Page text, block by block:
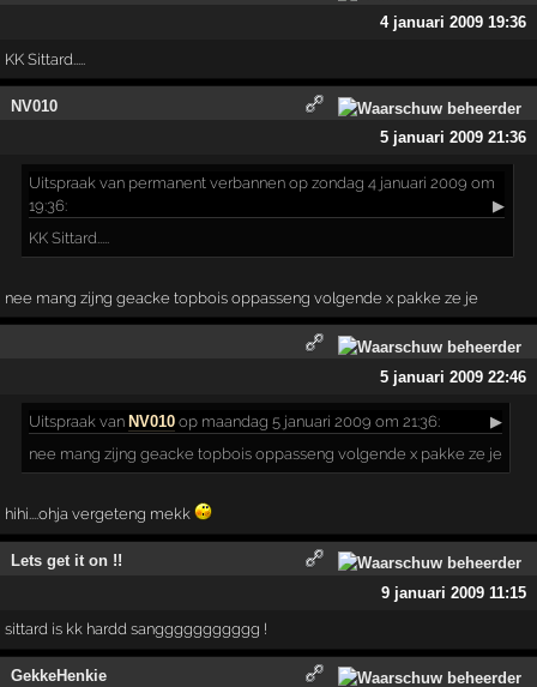
4 januari 2009 19:36
KK Sittard.....
NV010
5 januari 2009 21:36
Uitspraak van permanent verbannen op zondag 4 januari 2009 om
19:36:
▶
KK Sittard.....
nee mang zijng geacke topbois oppasseng volgende x pakke ze je
5 januari 2009 22:46
Uitspraak van NV010 op maandag 5 januari 2009 om 21:36:
▶
nee mang zijng geacke topbois oppasseng volgende x pakke ze je
hihi....ohja vergeteng mekk
Lets get it on !!
9 januari 2009 11:15
sittard is kk hardd sanggggggggggg !
GekkeHenkie